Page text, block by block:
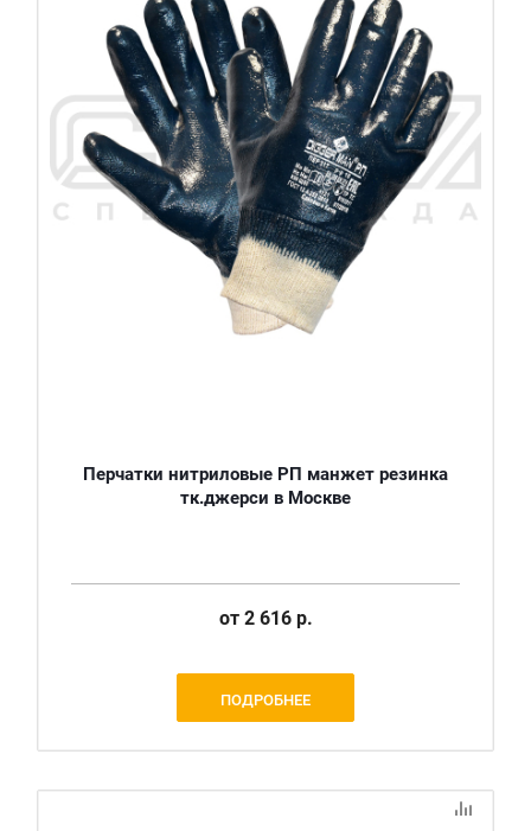
Перчатки нитриловые РП манжет резинка
тк.джерси в Москве
от 2 616 р.
ПОДРОБНЕЕ